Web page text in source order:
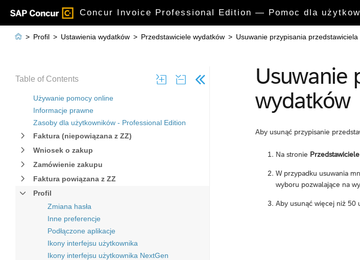
Concur Invoice Professional Edition — Pomoc dla
Table of Contents
Używanie pomocy online
Informacje prawne
Zasoby dla użytkowników - Professional Edition
Faktura (niepowiązana z ZZ)
Wniosek o zakup
Zamówienie zakupu
Faktura powiązana z ZZ
Profil
Zmiana hasła
Inne preferencje
Podłączone aplikacje
Ikony interfejsu użytkownika
Ikony interfejsu użytkownika NextGen
 > Profil > Ustawienia wydatków > Przedstawiciele wydatków > Usuwanie przypisania
Usuwanie
wydatków
Aby usunąć przypisanie
Na stronie
W przypadku usuwania
wyboru pozwalające na
Aby usunąć więcej niż 50